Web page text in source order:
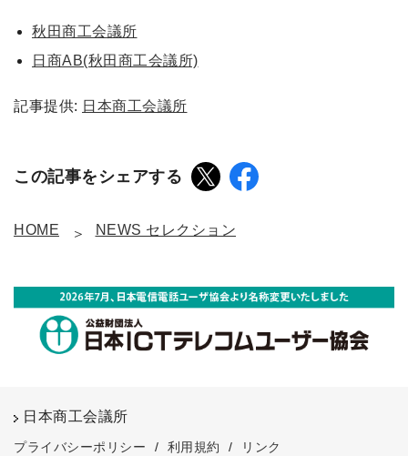
秋田商工会議所
日商AB(秋田商工会議所)
記事提供: 日本商工会議所
この記事をシェアする
HOME NEWS セレクション
日本商工会議所
プライバシーポリシー / 利用規約 / リンク